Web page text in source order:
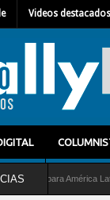
Videos destacados
Latina Thales